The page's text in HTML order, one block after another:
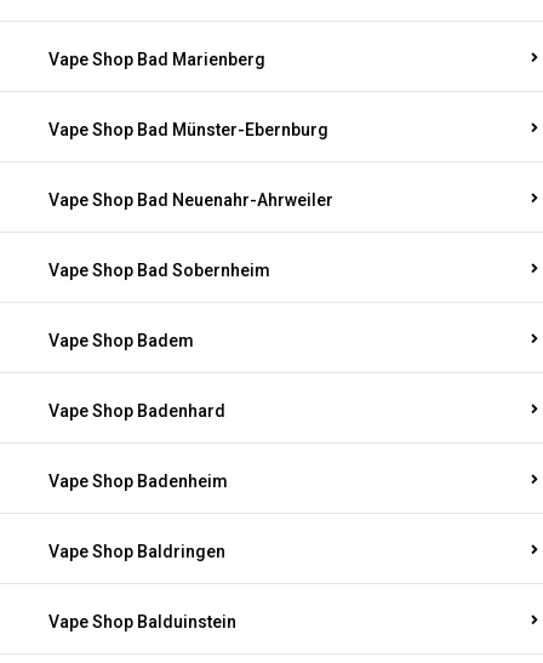
Vape Shop Bad Marienberg
Vape Shop Bad Münster-Ebernburg
Vape Shop Bad Neuenahr-Ahrweiler
Vape Shop Bad Sobernheim
Vape Shop Badem
Vape Shop Badenhard
Vape Shop Badenheim
Vape Shop Baldringen
Vape Shop Balduinstein